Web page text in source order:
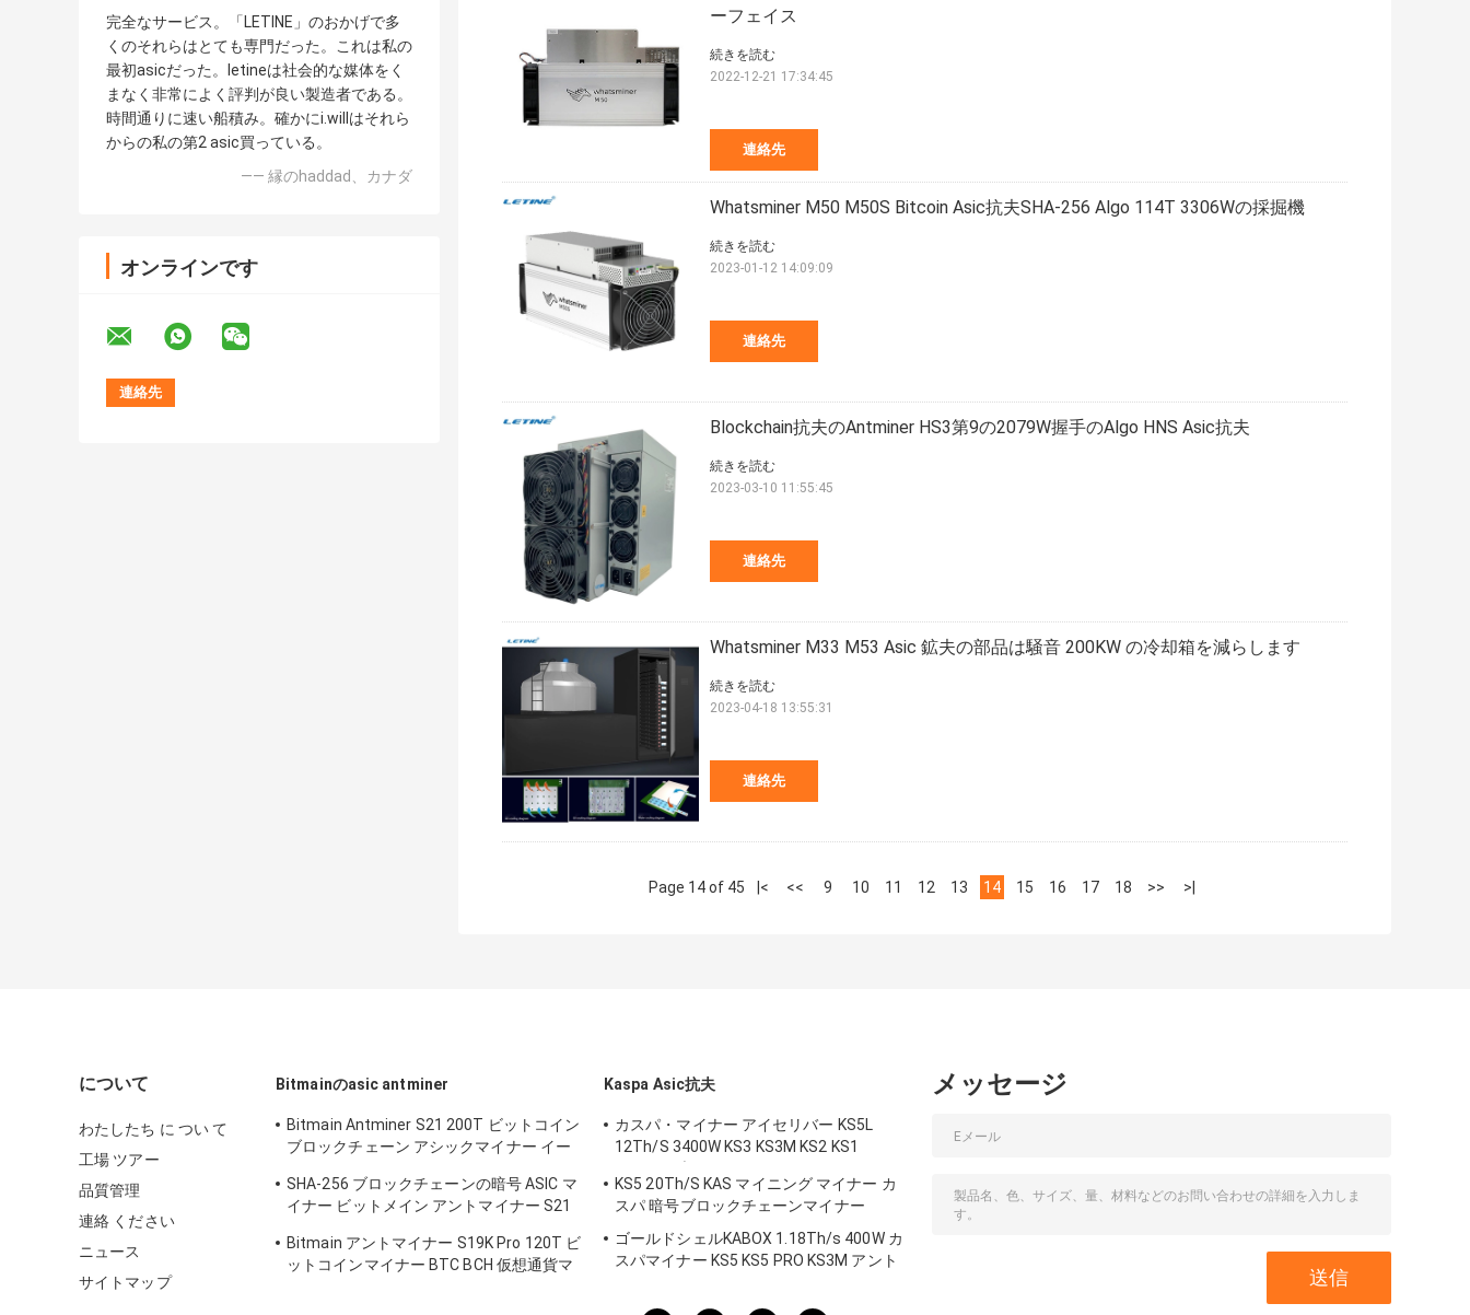
完全なサービス。「LETINE」のおかげで多
くのそれらはとても専門だった。これは私の
最初asicだった。letineは社会的な媒体をく
まなく非常によく評判が良い製造者である。
時間通りに速い船積み。確かにi.willはそれら
からの私の第2 asic買っている。
—— 縁のhaddad、カナダ
オンラインです
ーフェイス
連絡先
続きを読む
2022-12-21 17:34:45
Whatsminer M50 M50S Bitcoin Asic抗夫SHA-256 Algo 114T 3306Wの採掘機
連絡先
続きを読む
2023-01-12 14:09:09
Blockchain抗夫のAntminer HS3第9の2079W握手のAlgo HNS Asic抗夫
連絡先
続きを読む
2023-03-10 11:55:45
Whatsminer M33 M53 Asic 鉱夫の部品は騒音 200KW の冷却箱を減らします
連絡先
続きを読む
2023-04-18 13:55:31
Page 14 of 45 |< << 9 10 11 12 13 14 15 16 17 18 >> >|
について
わたしたち に つい て
工場 ツアー
品質管理
連絡 ください
ニュース
サイトマップ
Bitmainのasic antminer
Bitmain Antminer S21 200T ビットコイン
ブロックチェーン アシックマイナー イー
SHA-256 ブロックチェーンの暗号 ASIC マ
イナー ビットメイン アントマイナー S21
Bitmain アントマイナー S19K Pro 120T ビ
ットコインマイナー BTC BCH 仮想通貨マ
Kaspa Asic抗夫
カスパ・マイナー アイセリバー KS5L
12Th/S 3400W KS3 KS3M KS2 KS1
マシン KS5L カス・マイナー
KS5 20Th/S KAS マイニング マイナー カ
スパ 暗号ブロックチェーンマイナー
ゴールドシェルKABOX 1.18Th/s 400W カ
スパマイナー KS5 KS5 PRO KS3M アント
マイナー
メッセージ